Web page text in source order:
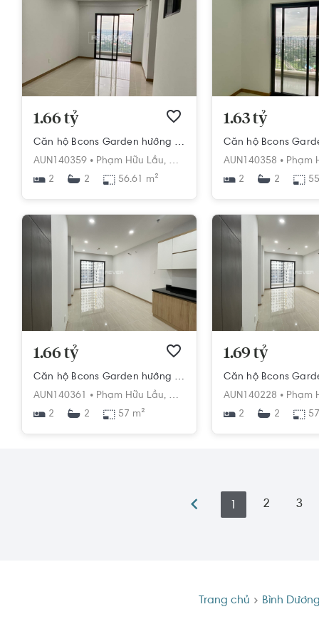
1.66 tỷ
Căn hộ Bcons Garden hướng ban công đông nội thất cơ bản diện tích 56.61m².
AUN140359 • Phạm Hữu Lầu, Dĩ An, Dĩ An, Bình Dương
2
2 56.61 m²
1.63 tỷ
AUN140358 • Phạm
2
2
1.66 tỷ
Căn hộ Bcons Garden hướng ban công tây nội thất cơ bản diện tích 57m².
AUN140361 • Phạm Hữu Lầu, Dĩ An, Dĩ An, Bình Dương
2
2 57 m²
1.69 tỷ
AUN140228 • Phạm
2
2
1 2 3
Trang chủ Bình Dương